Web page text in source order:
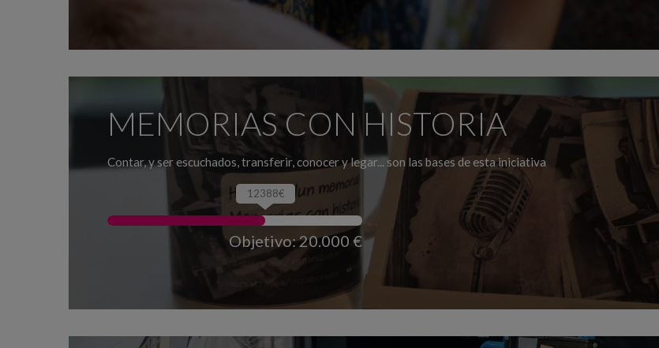
MEMORIAS CON HISTORIA
Contar, y ser escuchados, transferir, conocer y legar... son las bases de esta iniciativa
12388€
Objetivo: 20.000 €